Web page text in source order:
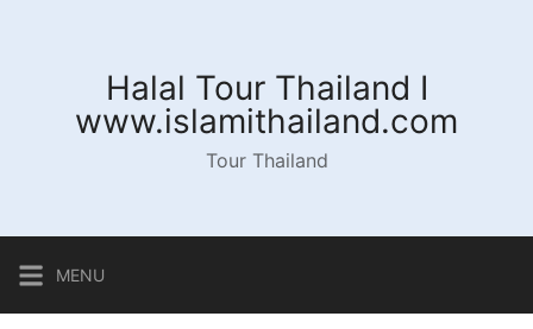
Halal Tour Thailand I
www.islamithailand.com
Tour Thailand
MENU